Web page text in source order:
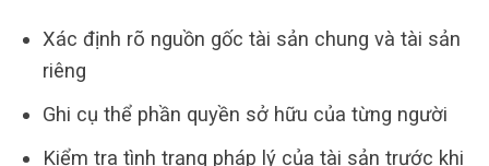
Xác định rõ nguồn gốc tài sản chung và tài sản
riêng
Ghi cụ thể phần quyền sở hữu của từng người
Kiểm tra tình trạng pháp lý của tài sản trước khi